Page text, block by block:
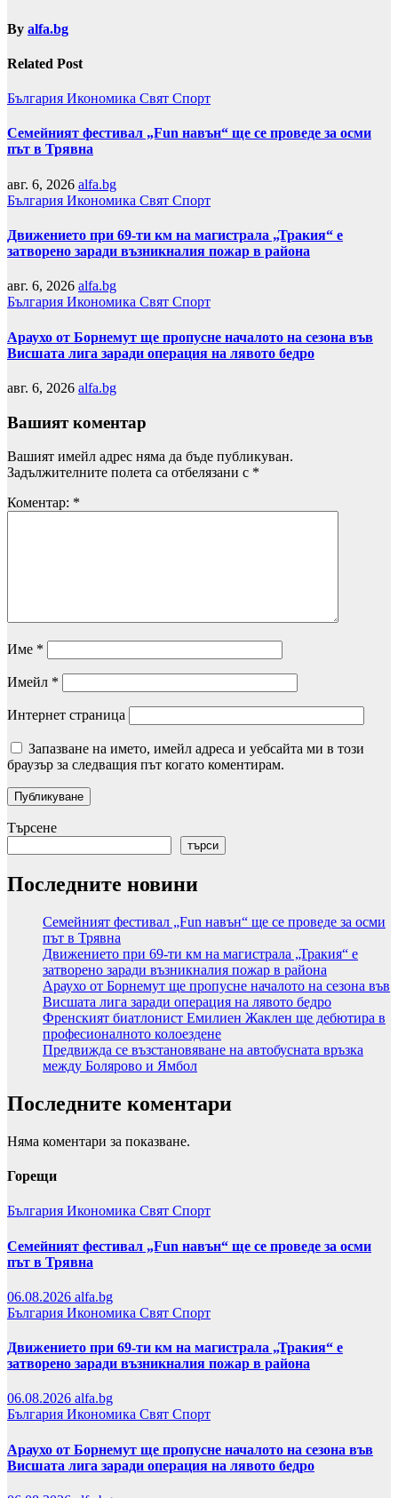
By alfa.bg
Related Post
България Икономика Свят Спорт
Семейният фестивал „Fun навън“ ще се проведе за осми
път в Трявна
авг. 6, 2026 alfa.bg
България Икономика Свят Спорт
Движението при 69-ти км на магистрала „Тракия“ е
затворено заради възникналия пожар в района
авг. 6, 2026 alfa.bg
България Икономика Свят Спорт
Араухо от Борнемут ще пропусне началото на сезона във
Висшата лига заради операция на лявото бедро
авг. 6, 2026 alfa.bg
Вашият коментар
Вашият имейл адрес няма да бъде публикуван.
Задължителните полета са отбелязани с *
Коментар: *
Име *
Имейл *
Интернет страница
Запазване на името, имейл адреса и уебсайта ми в този
браузър за следващия път когато коментирам.
Търсене
търси
Последните новини
Семейният фестивал „Fun навън“ ще се проведе за осми
път в Трявна
Движението при 69-ти км на магистрала „Тракия“ е
затворено заради възникналия пожар в района
Араухо от Борнемут ще пропусне началото на сезона във
Висшата лига заради операция на лявото бедро
Френският биатлонист Емилиен Жаклен ще дебютира в
професионалното колоездене
Предвижда се възстановяване на автобусната връзка
между Болярово и Ямбол
Последните коментари
Няма коментари за показване.
Горещи
България Икономика Свят Спорт
Семейният фестивал „Fun навън“ ще се проведе за осми
път в Трявна
06.08.2026 alfa.bg
България Икономика Свят Спорт
Движението при 69-ти км на магистрала „Тракия“ е
затворено заради възникналия пожар в района
06.08.2026 alfa.bg
България Икономика Свят Спорт
Араухо от Борнемут ще пропусне началото на сезона във
Висшата лига заради операция на лявото бедро